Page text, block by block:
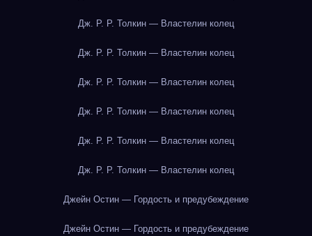
Дж. Р. Р. Толкин — Властелин колец
Дж. Р. Р. Толкин — Властелин колец
Дж. Р. Р. Толкин — Властелин колец
Дж. Р. Р. Толкин — Властелин колец
Дж. Р. Р. Толкин — Властелин колец
Дж. Р. Р. Толкин — Властелин колец
Джейн Остин — Гордость и предубеждение
Джейн Остин — Гордость и предубеждение